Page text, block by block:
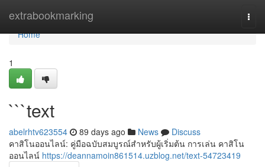
extrabookmarking
Home
Home
1
```text
abelrhtv623554 89 days ago News
Discuss
คาสิโนออนไลน์: คู่มือฉบับสมบูรณ์สำหรับผู้เริ่มต้น การเล่น คาสิโน
ออนไลน์ https://deannamoin861514.uzblog.net/text-54723419